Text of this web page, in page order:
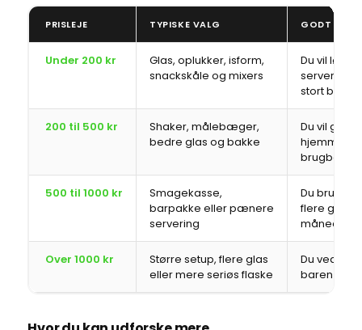
PRISLEJE TYPISKE VALG GODT NÅR
Under 200 kr
Glas, oplukker, isform,
snackskåle og mixers
Du vil løfte
stort
200 til 500 kr
Shaker, målebæger,
bedre glas og bakke
Du vil gøre
brugbar
500 til 1000 kr
Smagekasse,
barpakke eller pænere
servering
Du bruger
flere
måneden
Over 1000 kr
Større setup, flere glas
eller mere seriøs flaske
Du ved
baren